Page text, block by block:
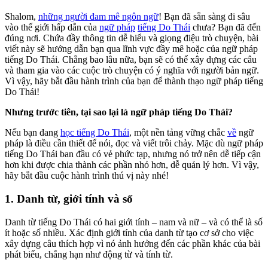
Shalom, những người đam mê ngôn ngữ! Bạn đã sẵn sàng đi sâu
vào thế giới hấp dẫn của ngữ pháp tiếng Do Thái chưa? Bạn đã đến
đúng nơi. Chứa đầy thông tin dễ hiểu và giọng điệu trò chuyện, bài
viết này sẽ hướng dẫn bạn qua lĩnh vực đầy mê hoặc của ngữ pháp
tiếng Do Thái. Chẳng bao lâu nữa, bạn sẽ có thể xây dựng các câu
và tham gia vào các cuộc trò chuyện có ý nghĩa với người bản ngữ.
Vì vậy, hãy bắt đầu hành trình của bạn để thành thạo ngữ pháp tiếng
Do Thái!
Nhưng trước tiên, tại sao lại là ngữ pháp tiếng Do Thái?
Nếu bạn đang học tiếng Do Thái, một nền tảng vững chắc về ngữ
pháp là điều cần thiết để nói, đọc và viết trôi chảy. Mặc dù ngữ pháp
tiếng Do Thái ban đầu có vẻ phức tạp, nhưng nó trở nên dễ tiếp cận
hơn khi được chia thành các phần nhỏ hơn, dễ quản lý hơn. Vì vậy,
hãy bắt đầu cuộc hành trình thú vị này nhé!
1. Danh từ, giới tính và số
Danh từ tiếng Do Thái có hai giới tính – nam và nữ – và có thể là số
ít hoặc số nhiều. Xác định giới tính của danh từ tạo cơ sở cho việc
xây dựng câu thích hợp vì nó ảnh hưởng đến các phần khác của bài
phát biểu, chẳng hạn như động từ và tính từ.